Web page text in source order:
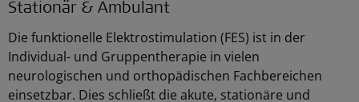
Stationär & Ambulant
Die funktionelle Elektrostimulation (FES) ist in der
Individual- und Gruppentherapie in vielen
neurologischen und orthopädischen Fachbereichen
einsetzbar. Dies schließt die akute, stationäre und